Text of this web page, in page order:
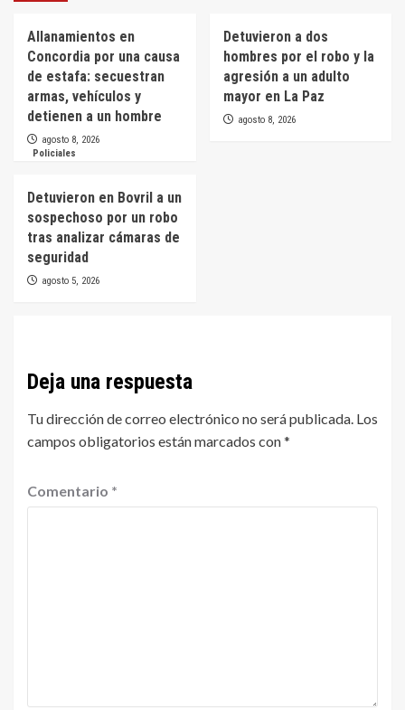
Allanamientos en
Concordia por una causa
de estafa: secuestran
armas, vehículos y
detienen a un hombre
agosto 8, 2026
Detuvieron a dos
hombres por el robo y la
agresión a un adulto
mayor en La Paz
agosto 8, 2026
Policiales
Detuvieron en Bovril a un
sospechoso por un robo
tras analizar cámaras de
seguridad
agosto 5, 2026
Deja una respuesta
Tu dirección de correo electrónico no será publicada. Los
campos obligatorios están marcados con*
Comentario *